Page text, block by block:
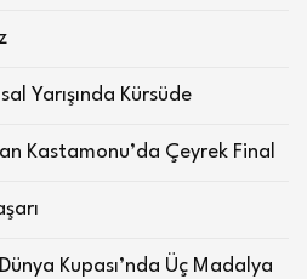
Yarışında Kürsüde
Kastamonu’da Çeyrek Final
Kupası’nda Üç Madalya